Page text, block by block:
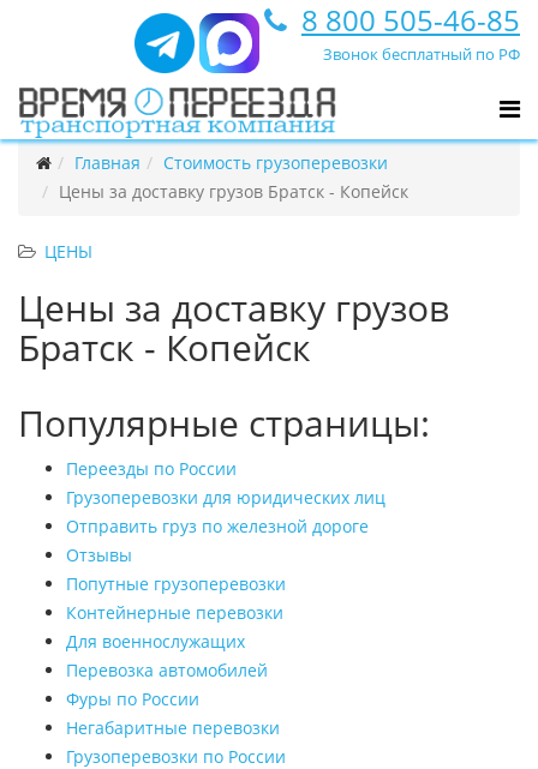
8 800 505-46-85
Звонок бесплатный по РФ
Главная
Стоимость грузоперевозки
Цены за доставку грузов Братск - Копейск
ЦЕНЫ
Цены за доставку грузов
Братск - Копейск
Популярные страницы:
Переезды по России
Грузоперевозки для юридических лиц
Отправить груз по железной дороге
Отзывы
Попутные грузоперевозки
Контейнерные перевозки
Для военнослужащих
Перевозка автомобилей
Фуры по России
Негабаритные перевозки
Грузоперевозки по России